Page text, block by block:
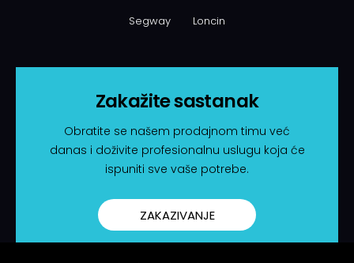
Segway Loncin
Zakažite sastanak
Obratite se našem prodajnom timu već
danas i doživite profesionalnu uslugu koja će
ispuniti sve vaše potrebe.
ZAKAZIVANJE